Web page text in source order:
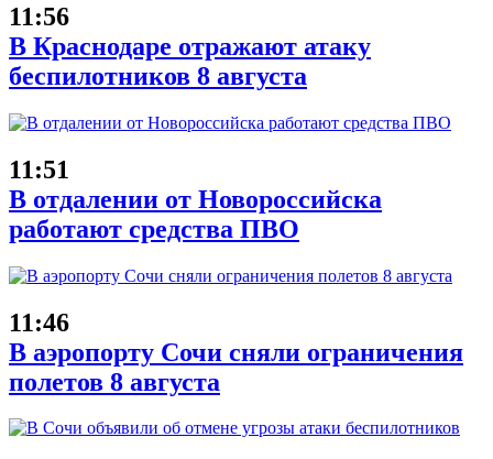
11:56
В Краснодаре отражают атаку
беспилотников 8 августа
11:51
В отдалении от Новороссийска
работают средства ПВО
11:46
В аэропорту Сочи сняли ограничения
полетов 8 августа